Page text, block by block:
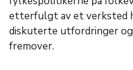
etterfulgt av et verksted
diskuterte utfordringer
fremover.